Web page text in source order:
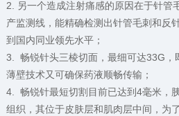
2. 另一个造成注射痛感的原因在于针管
产监测线，能精确检测出针管毛刺和反
到国内同业领先水平；
3. 畅锐针头三棱切面，最细可达33G，
薄壁技术又可确保药液顺畅传输；
4. 畅锐针最短切割目前已达到4毫米，
组织，其位于皮肤层和肌肉层中间，为